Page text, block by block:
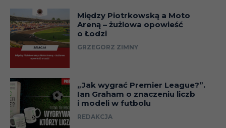
Między Piotrkowską a Moto
Areną – żużlowa opowieść
o Łodzi
GRZEGORZ ZIMNY
„Jak wygrać Premier League?”.
Ian Graham o znaczeniu liczb
i modeli w futbolu
REDAKCJA